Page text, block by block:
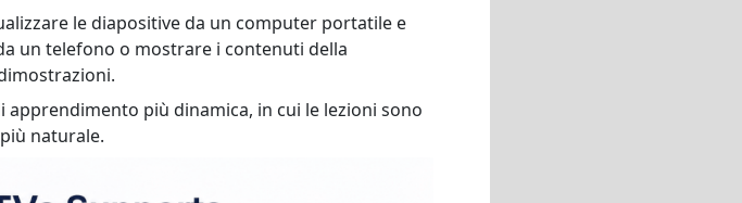
le diapositive da un computer portatile e
un telefono o mostrare i contenuti della
più dinamica, in cui le lezioni sono
naturale.